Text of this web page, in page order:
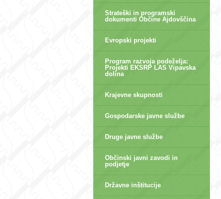
Strateški in programski
dokumenti Občine Ajdovščina
Evropski projekti
Program razvoja podeželja:
Projekti EKSRP LAS Vipavska
dolina
Krajevne skupnosti
Gospodarske javne službe
Druge javne službe
Občinski javni zavodi in
podjetje
Državne inštitucije